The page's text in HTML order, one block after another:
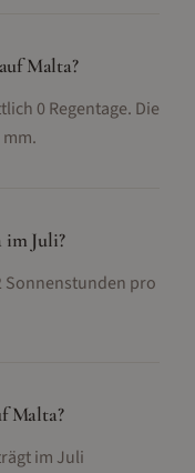
Malta?
0 Regentage. Die
im Juli?
pro
Malta?
im Juli